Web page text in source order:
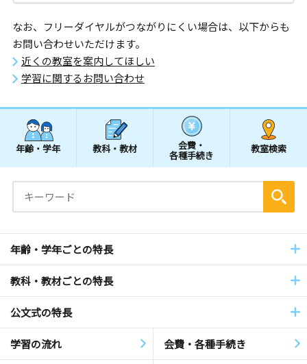
なお、フリーダイヤルがつながりにくい場合は、以下からも
お問い合わせいただけます。
近くの教室を案内してほしい
学習に関するお問い合わせ
年齢・学年 教科・教材 会費・
各種手続き
教室検索
年齢・学年ごとの特長
教科・教材ごとの特長
公文式の特長
学習の流れ 会費・各種手続き